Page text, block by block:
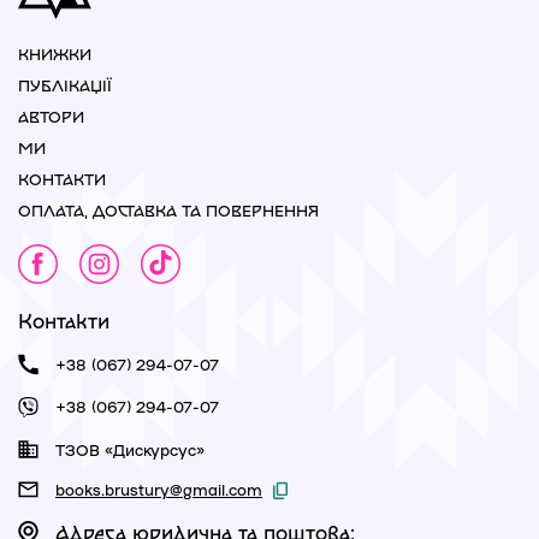
КНИЖКИ
ПУБЛІКАЦІЇ
АВТОРИ
МИ
КОНТАКТИ
ОПЛАТА, ДОСТАВКА ТА ПОВЕРНЕННЯ
Контакти
+38 (067) 294-07-07
+38 (067) 294-07-07
ТЗОВ «Дискурсус»
books.brustury@gmail.com
Адреса юридична та поштова: